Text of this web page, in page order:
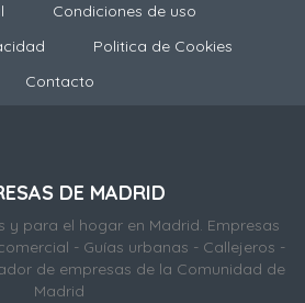
Condiciones de uso
Politica de Cookies
Contacto
DE MADRID
y para el hogar en Madrid. Empresas
- Guías urbanas - Callejeros -
de empresas de la Comunidad de
Madrid